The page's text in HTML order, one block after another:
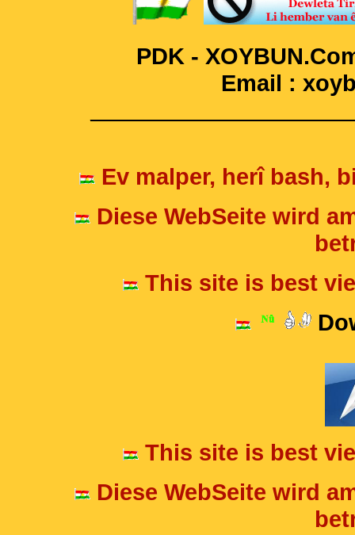
PDK -
Email :
Ev malper, herî bash,
Diese WebSeite wird
This site is best
This site is best
Diese WebSeite wird